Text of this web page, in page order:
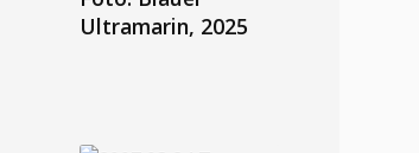
Ultramarin, 2025